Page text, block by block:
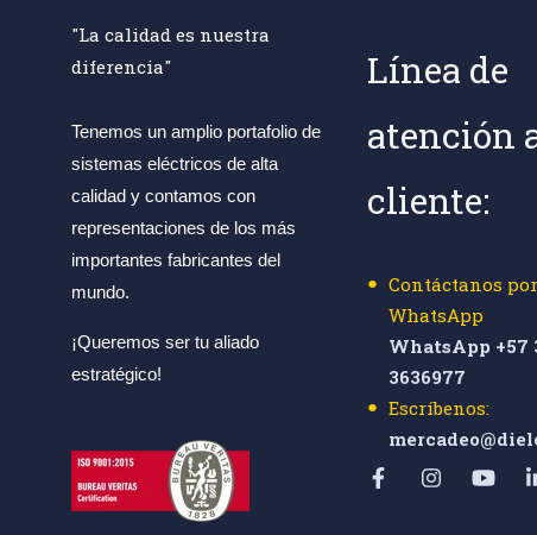
"La calidad es nuestra
diferencia"
Tenemos un amplio portafolio de
sistemas eléctricos de alta
calidad y contamos con
representaciones de los más
importantes fabricantes del
mundo.
¡Queremos ser tu aliado
estratégico!
Línea de
atención
cliente:
Contáctanos por
WhatsApp
WhatsApp +57
3636977
Escríbenos: